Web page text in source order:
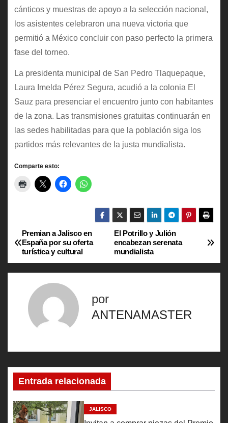
cánticos y muestras de apoyo a la selección nacional,
los asistentes celebraron una nueva victoria que
permitió a México concluir con paso perfecto la primera
fase del torneo.
La presidenta municipal de San Pedro Tlaquepaque,
Laura Imelda Pérez Segura, acudió a la colonia El
Sauz para presenciar el encuentro junto con habitantes
de la zona. Las transmisiones gratuitas continuarán en
las sedes habilitadas para que la población siga los
partidos más relevantes de la justa mundialista.
Comparte esto:
N
a
c
i
ó
El Potrillo y Julión
encabezan serenata
mundialista
Premian a Jalisco en
España por su oferta
turística y cultural
por
ANTENAMASTER
Entrada relacionada
JALISCO